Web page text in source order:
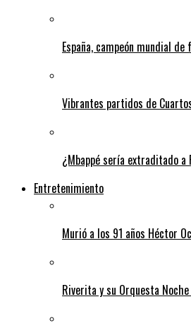
España, campeón mundial de
Vibrantes partidos de
¿Mbappé sería extraditado a
Entretenimiento
Murió a los 91 años Héctor
Riverita y su Orquesta